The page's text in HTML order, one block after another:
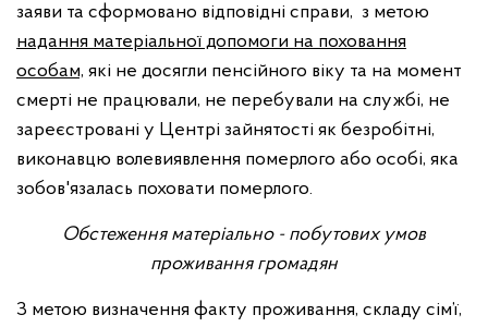
заяви та сформовано відповідні справи, з метою
надання матеріальної допомоги на поховання
особам, які не досягли пенсійного віку та на момент
смерті не працювали, не перебували на службі, не
зареєстровані у Центрі зайнятості як безробітні,
виконавцю волевиявлення померлого або особі, яка
зобов'язалась поховати померлого.
Обстеження матеріально - побутових умов
проживання громадян
З метою визначення факту проживання, складу сім’ї,